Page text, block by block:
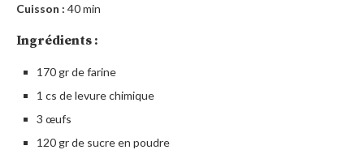
Cuisson : 40 min
Ingrédients :
170 gr de farine
1 cs de levure chimique
3 œufs
120 gr de sucre en poudre